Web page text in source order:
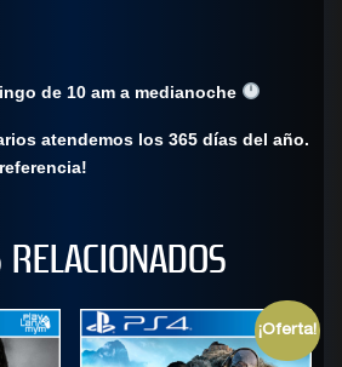
de 10 am a medianoche
atendemos los 365 días del año.
¡Oferta!